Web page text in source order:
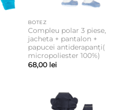
BOTEZ
Compleu polar 3 piese,
jacheta + pantalon +
papucei antiderapanți(
micropoliester 100%)
68,00 lei